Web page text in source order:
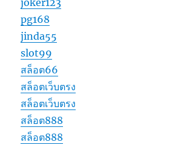
pg168
jinda55
slot99
สล็อต66
สล็อตเว็บตรง
สล็อตเว็บตรง
สล็อต888
สล็อต888